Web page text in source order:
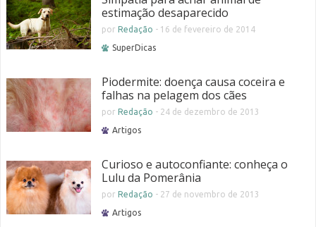
estimação desaparecido
por Redação - 16 de fevereiro de 2014
SuperDicas
Piodermite: doença causa coceira e
falhas na pelagem dos cães
por Redação - 24 de dezembro de 2013
Artigos
Curioso e autoconfiante: conheça o
Lulu da Pomerânia
por Redação - 27 de novembro de 2013
Artigos